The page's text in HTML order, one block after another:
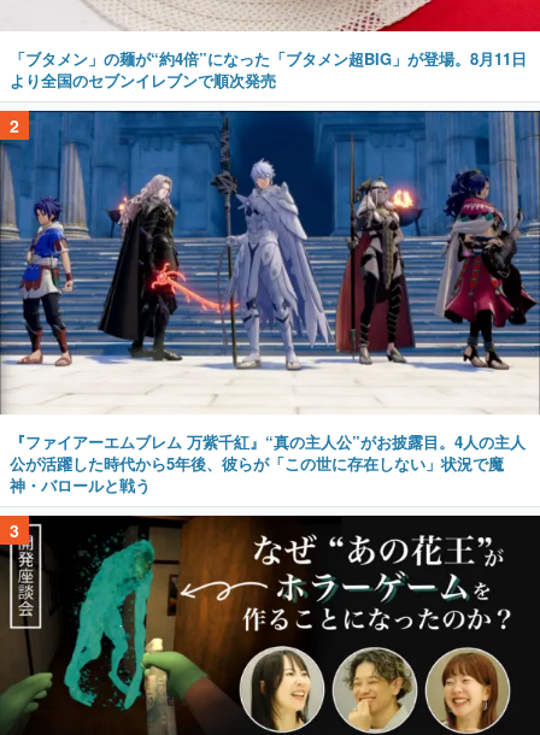
「ブタメン」の麺が“約4倍”になった「ブタメン超BIG」が登場。8月11日
より全国のセブンイレブンで順次発売
2
『ファイアーエムブレム 万紫千紅』“真の主人公”がお披露目。4人の主人
公が活躍した時代から5年後、彼らが「この世に存在しない」状況で魔
神・バロールと戦う
3